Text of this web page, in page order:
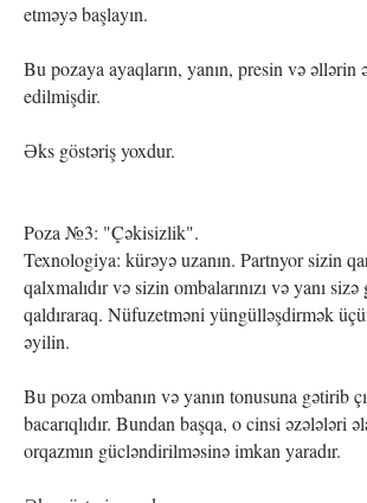
etməyə başlayın.
Bu pozaya ayaqların, yanın, presin və əllərin
edilmişdir.
Əks göstəriş yoxdur.
Poza №3: "Çəkisizlik".
Texnologiya: kürəyə uzanın. Partnyor sizin
qalxmalıdır və sizin ombalarınızı və yanı
qaldıraraq. Nüfuzetməni yüngülləşdirmək
əyilin.
Bu poza ombanın və yanın tonusuna gətirib
bacarıqlıdır. Bundan başqa, o cinsi əzələləri
orqazmın gücləndirilməsinə imkan yaradır.